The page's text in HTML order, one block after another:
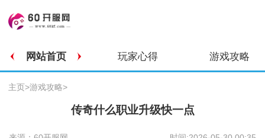
网站首页 玩家心得 游戏攻略
主页>游戏攻略>
传奇什么职业升级快一点